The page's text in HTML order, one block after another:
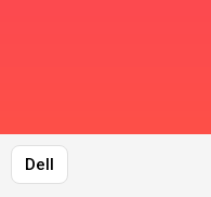
Dell